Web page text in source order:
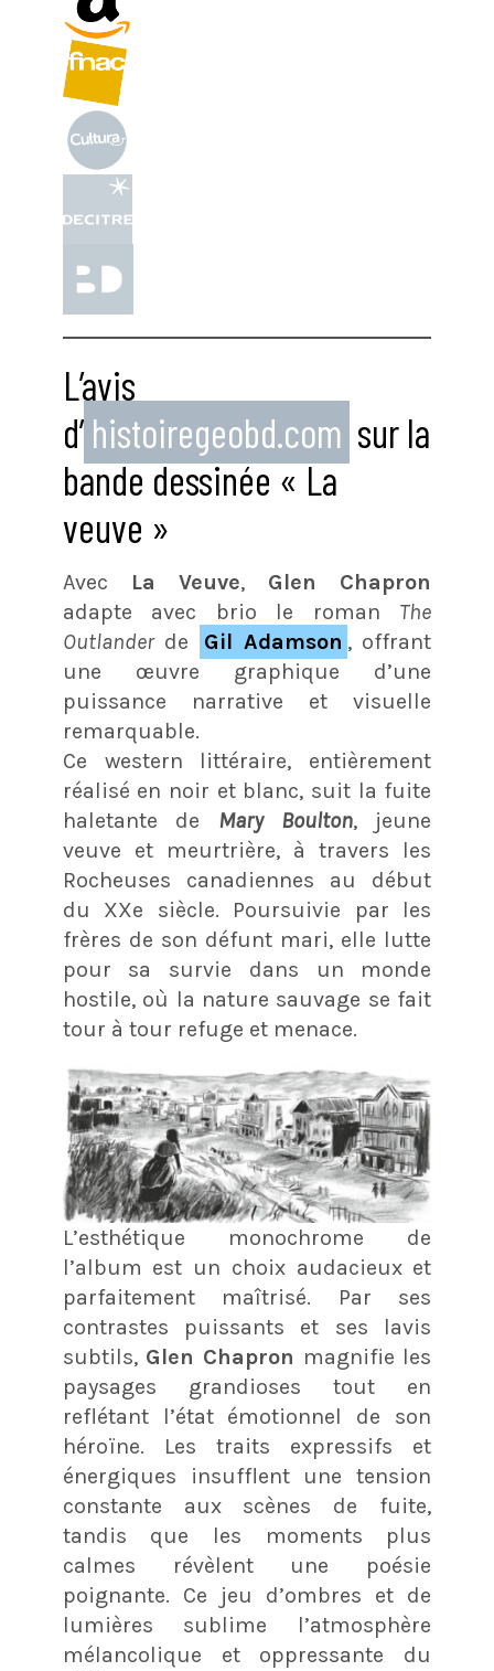
L’avis
d’ histoiregeobd.com sur la
bande dessinée « La
veuve »
Avec La Veuve, Glen Chapron
adapte avec brio le roman The
Outlanderde Gil Adamson , offrant
une œuvre graphique d’une
puissance narrative et visuelle
remarquable.
Ce western littéraire, entièrement
réalisé en noir et blanc, suit la fuite
haletante de Mary Boulton, jeune
veuve et meurtrière, à travers les
Rocheuses canadiennes au début
du XXe siècle. Poursuivie par les
frères de son défunt mari, elle lutte
pour sa survie dans un monde
hostile, où la nature sauvage se fait
tour à tour refuge et menace.
L’esthétique monochrome de
l’album est un choix audacieux et
parfaitement maîtrisé. Par ses
contrastes puissants et ses lavis
subtils, Glen Chapron magnifie les
paysages grandioses tout en
reflétant l’état émotionnel de son
héroïne. Les traits expressifs et
énergiques insufflent une tension
constante aux scènes de fuite,
tandis que les moments plus
calmes révèlent une poésie
poignante. Ce jeu d’ombres et de
lumières sublime l’atmosphère
mélancolique et oppressante du